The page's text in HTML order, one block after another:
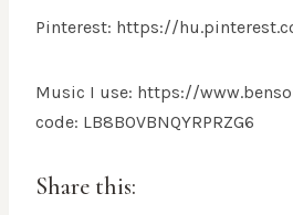
Pinterest: https://
Music I use: https://
code: LB8BOVBNQYRPRZG6
Share this: